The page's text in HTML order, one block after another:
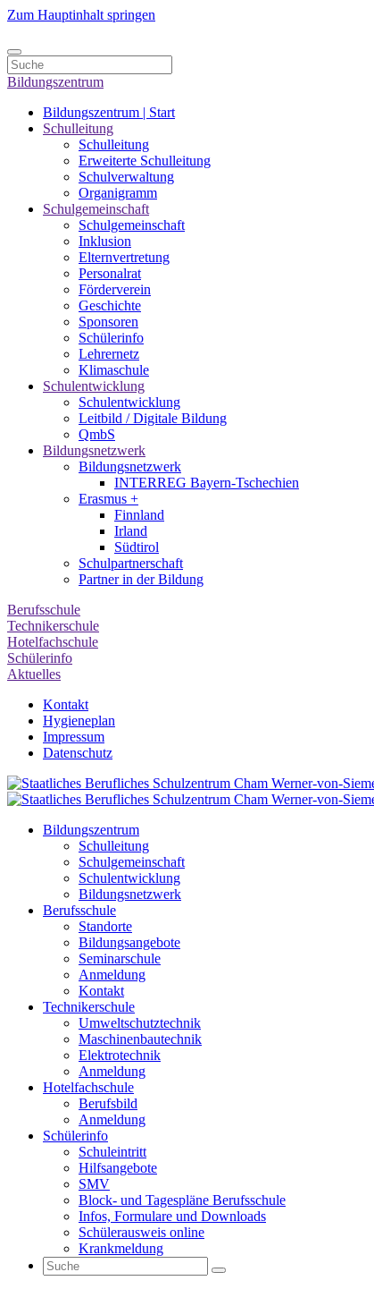
Zum Hauptinhalt springen
Bildungszentrum
Bildungszentrum | Start
Schulleitung
Schulleitung
Erweiterte Schulleitung
Schulverwaltung
Organigramm
Schulgemeinschaft
Schulgemeinschaft
Inklusion
Elternvertretung
Personalrat
Förderverein
Geschichte
Sponsoren
Schülerinfo
Lehrernetz
Klimaschule
Schulentwicklung
Schulentwicklung
Leitbild / Digitale Bildung
QmbS
Bildungsnetzwerk
Bildungsnetzwerk
INTERREG Bayern-Tschechien
Erasmus +
Finnland
Irland
Südtirol
Schul­partner­schaft
Partner in der Bildung
Berufsschule
Technikerschule
Hotelfachschule
Schülerinfo
Aktuelles
Kontakt
Hygieneplan
Impressum
Datenschutz
Bildungszentrum
Schulleitung
Schulgemeinschaft
Schulentwicklung
Bildungsnetzwerk
Berufsschule
Standorte
Bildungsangebote
Seminarschule
Anmeldung
Kontakt
Technikerschule
Umweltschutztechnik
Maschinenbautechnik
Elektrotechnik
Anmeldung
Hotelfachschule
Berufsbild
Anmeldung
Schülerinfo
Schuleintritt
Hilfsangebote
SMV
Block- und Tagespläne Berufsschule
Infos, Formulare und Downloads
Schülerausweis online
Krankmeldung